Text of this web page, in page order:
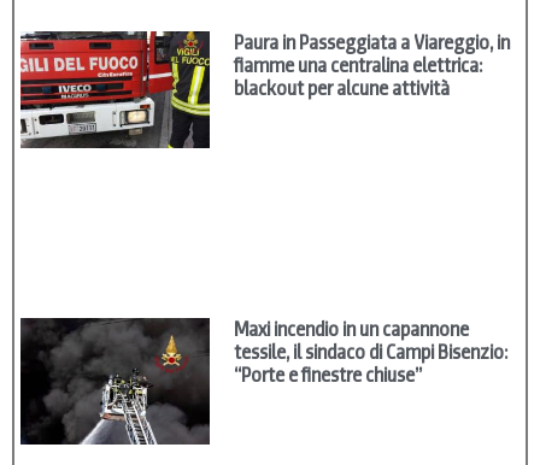
Paura in Passeggiata a Viareggio, in
fiamme una centralina elettrica:
blackout per alcune attività
Maxi incendio in un capannone
tessile, il sindaco di Campi Bisenzio:
“Porte e finestre chiuse”